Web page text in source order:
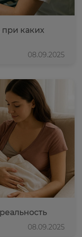
при каких
08.09.2025
08.09.2025